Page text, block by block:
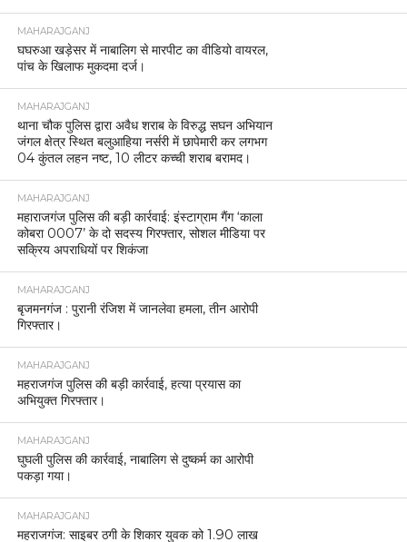
MAHARAJGANJ
घघरुआ खड़ेसर में नाबालिग से मारपीट का वीडियो वायरल,
पांच के खिलाफ मुकदमा दर्ज।
MAHARAJGANJ
थाना चौक पुलिस द्वारा अवैध शराब के विरुद्ध सघन अभियान
जंगल क्षेत्र स्थित बलुआहिया नर्सरी में छापेमारी कर लगभग
04 कुंतल लहन नष्ट, 10 लीटर कच्ची शराब बरामद।
MAHARAJGANJ
महाराजगंज पुलिस की बड़ी कार्रवाई: इंस्टाग्राम गैंग ‘काला
कोबरा 0007’ के दो सदस्य गिरफ्तार, सोशल मीडिया पर
सक्रिय अपराधियों पर शिकंजा
MAHARAJGANJ
बृजमनगंज : पुरानी रंजिश में जानलेवा हमला, तीन आरोपी
गिरफ्तार।
MAHARAJGANJ
महराजगंज पुलिस की बड़ी कार्रवाई, हत्या प्रयास का
अभियुक्त गिरफ्तार।
MAHARAJGANJ
घुघली पुलिस की कार्रवाई, नाबालिग से दुष्कर्म का आरोपी
पकड़ा गया।
MAHARAJGANJ
महराजगंज: साइबर ठगी के शिकार युवक को 1.90 लाख